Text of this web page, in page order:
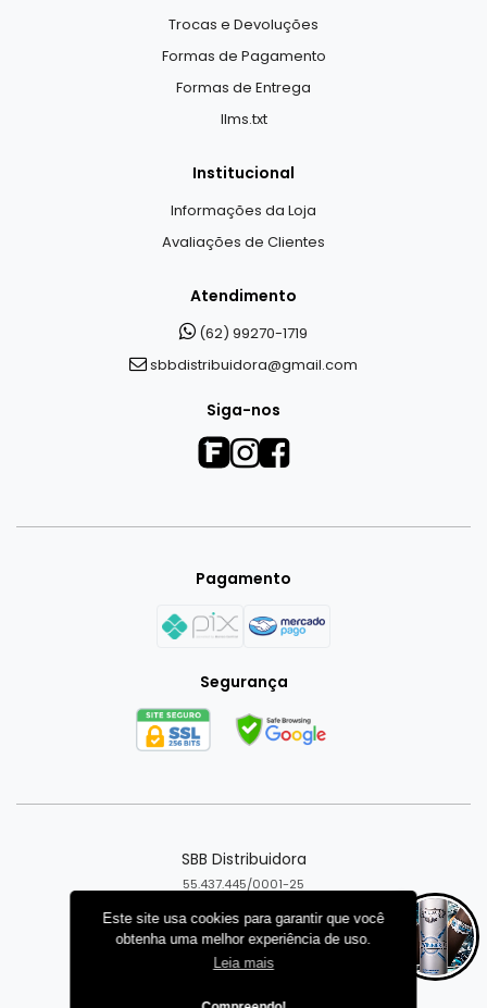
Este site usa cookies para garantir que você
obtenha uma melhor experiência de uso.
Leia mais
Trocas e Devoluções
Formas de Pagamento
Formas de Entrega
llms.txt
Institucional
Informações da Loja
Avaliações de Clientes
Atendimento
(62) 99270-1719
sbbdistribuidora@gmail.com
Siga-nos
Pagamento
Segurança
SBB Distribuidora
55.437.445/0001-25
Criar loja virtual com a plataforma